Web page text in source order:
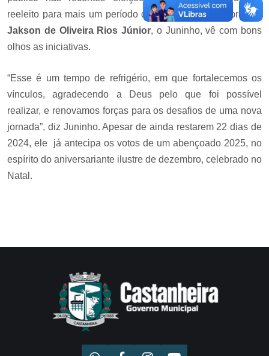
reeleito para mais um período de administração, o prefeito
Jakson de Oliveira Rios Júnior, o Juninho, vê com bons
olhos as iniciativas.
“Esse é um tempo de refrigério, em que fortalecemos os
vínculos, agradecendo a Deus pelo que foi possível
realizar, e renovamos forças para os desafios de uma nova
jornada”, diz Juninho. Apesar de ainda restarem 22 dias de
2024, ele já antecipa os votos de um abençoado 2025, no
espírito do aniversariante ilustre de dezembro, celebrado no
Natal.